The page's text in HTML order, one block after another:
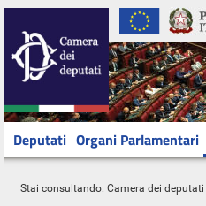
Deputati Organi Parlamentari
Stai consultando: Camera dei deputati